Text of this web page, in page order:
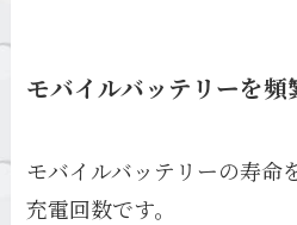
モバイルバッテリーを
モバイルバッテリーの寿命
充電回数です。